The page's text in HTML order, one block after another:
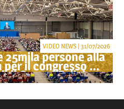
25mila persone alla
per il congresso dei
di Geova "Felici per
sempre"
VIDEO NEWS | 31/07/2026